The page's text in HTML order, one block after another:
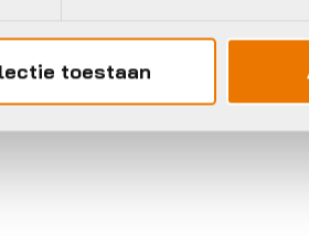
toestaan
KSD05
€45,95
Op voorraad in winkel